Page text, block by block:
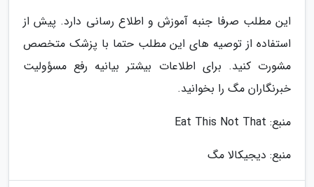
این مطلب صرفا جنبه آموزش و اطلاع رسانی دارد. پیش از
استفاده از توصیه های این مطلب حتما با پزشک متخصص
مشورت کنید. برای اطلاعات بیشتر بیانیه رفع مسؤولیت
خبرنگاران مگ را بخوانید.
منبع: Eat This Not That
منبع: دیجیکالا مگ